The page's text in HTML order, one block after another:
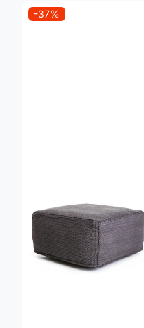
-37%